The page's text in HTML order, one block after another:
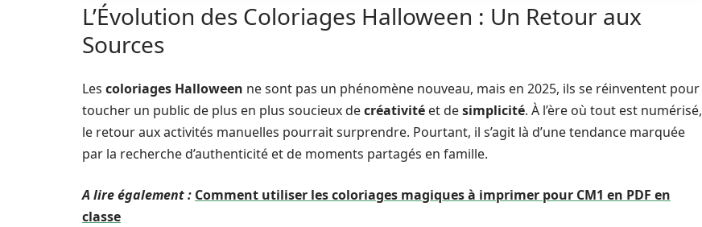
L’Évolution des Coloriages Halloween : Un Retour aux
Sources
Les coloriages Halloween ne sont pas un phénomène nouveau, mais en 2025, ils se réinventent pour
toucher un public de plus en plus soucieux decréativité et desimplicité. À l’ère où tout est numérisé,
le retour aux activités manuelles pourrait surprendre. Pourtant, il s’agit là d’une tendance marquée
par la recherche d’authenticité et de moments partagés en famille.
A lire également : Comment utiliser les coloriages magiques à imprimer pour CM1 en PDF en
classe